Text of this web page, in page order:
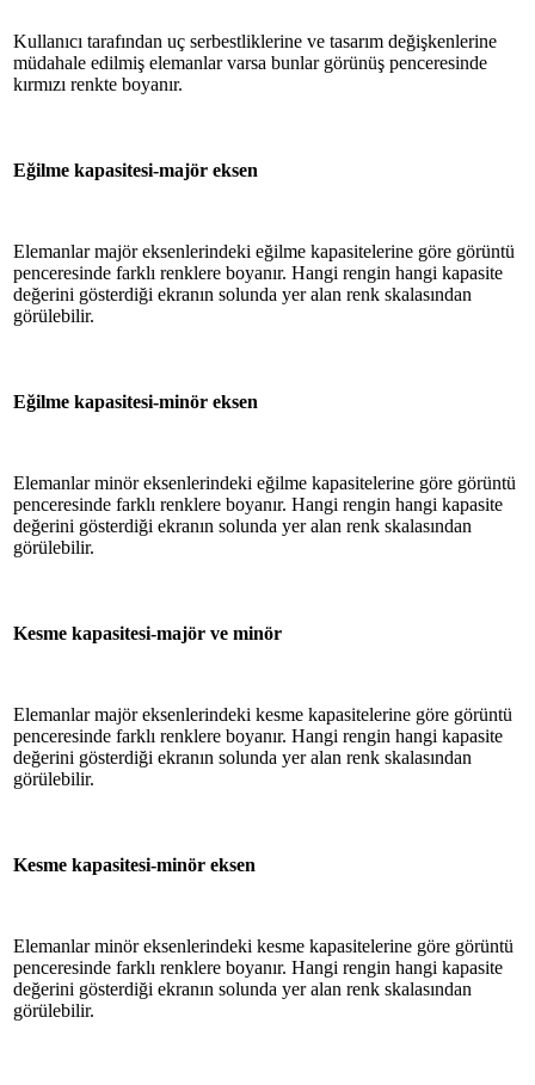
Kullanıcı tarafından uç serbestliklerine ve tasarım değişkenlerine
müdahale edilmiş elemanlar varsa bunlar görünüş penceresinde
kırmızı renkte boyanır.
Eğilme kapasitesi-majör eksen
Elemanlar majör eksenlerindeki eğilme kapasitelerine göre görüntü
penceresinde farklı renklere boyanır. Hangi rengin hangi kapasite
değerini gösterdiği ekranın solunda yer alan renk skalasından
görülebilir.
Eğilme kapasitesi-minör eksen
Elemanlar minör eksenlerindeki eğilme kapasitelerine göre görüntü
penceresinde farklı renklere boyanır. Hangi rengin hangi kapasite
değerini gösterdiği ekranın solunda yer alan renk skalasından
görülebilir.
Kesme kapasitesi-majör ve minör
Elemanlar majör eksenlerindeki kesme kapasitelerine göre görüntü
penceresinde farklı renklere boyanır. Hangi rengin hangi kapasite
değerini gösterdiği ekranın solunda yer alan renk skalasından
görülebilir.
Kesme kapasitesi-minör eksen
Elemanlar minör eksenlerindeki kesme kapasitelerine göre görüntü
penceresinde farklı renklere boyanır. Hangi rengin hangi kapasite
değerini gösterdiği ekranın solunda yer alan renk skalasından
görülebilir.